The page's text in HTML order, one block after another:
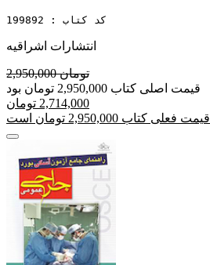
کد کتاب : 199892
انتشارات اشراقیه
2,950,000 تومان
قیمت اصلی کتاب 2,950,000 تومان بود
2,714,000 تومان
قیمت فعلی کتاب 2,950,000 تومان است